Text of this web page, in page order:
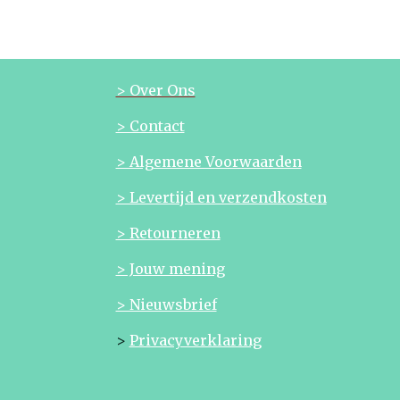
> Over Ons
> Contact
> Algemene Voorwaarden
> Levertijd en verzendkosten
> Retourneren
> Jouw mening
> Nieuwsbrief
> Privacyverklaring